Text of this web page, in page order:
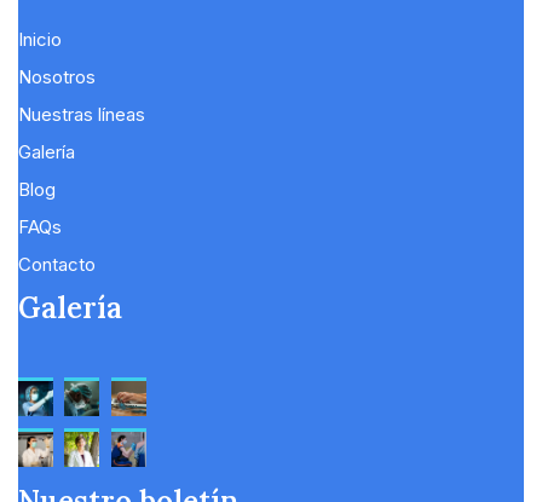
Inicio
Nosotros
Nuestras líneas
Galería
Blog
FAQs
Contacto
Galería